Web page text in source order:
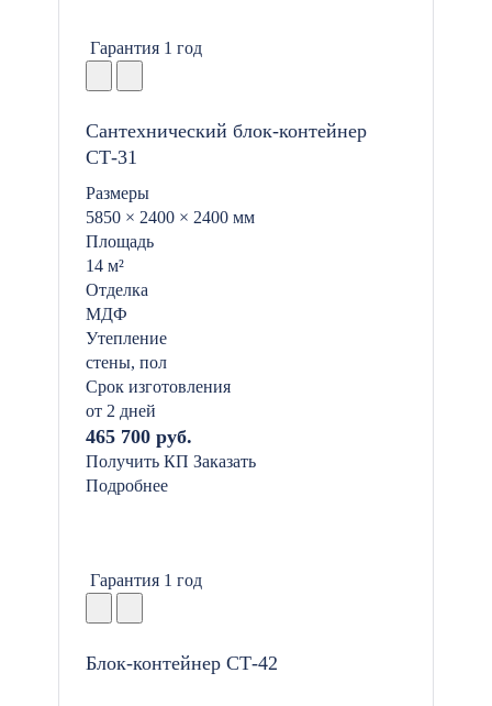
Гарантия 1 год
Сантехнический блок-контейнер
СТ-31
Размеры
5850 × 2400 × 2400 мм
Площадь
14 м²
Отделка
МДФ
Утепление
стены, пол
Срок изготовления
от 2 дней
465 700 руб.
Получить КП Заказать
Подробнее
Гарантия 1 год
Блок-контейнер СТ-42